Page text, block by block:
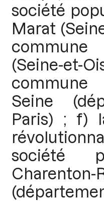
société
Marat
(Seine-
Seine
Paris) ; f)
société
Charenton-